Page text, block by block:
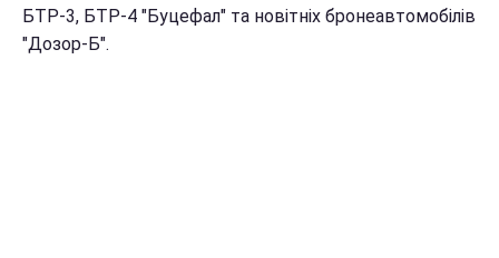
БТР-3, БТР-4 "Буцефал" та новітніх бронеавтомобілів
"Дозор-Б".